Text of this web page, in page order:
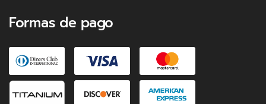
Formas de pago